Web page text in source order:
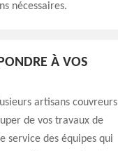
nécessaires.
À VOS
artisans couvreurs
de vos travaux de
service des équipes qui